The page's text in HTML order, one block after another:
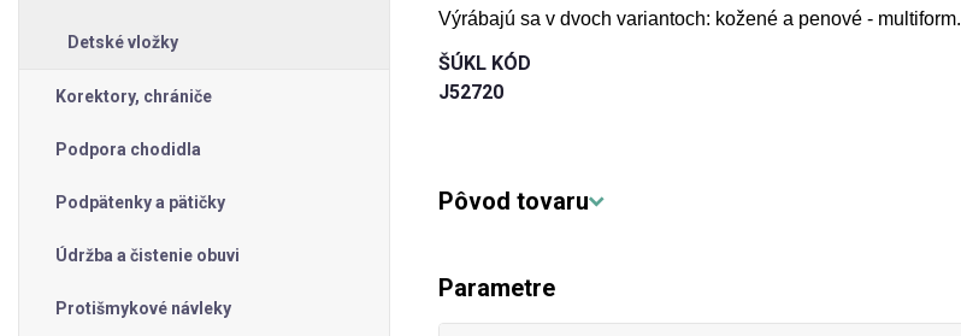
Detské vložky
Korektory, chrániče
Podpora chodidla
Podpätenky a pätičky
Údržba a čistenie obuvi
Protišmykové návleky
Výrábajú sa v dvoch variantoch: kožené a penové - multiform.
ŠÚKL KÓD
J52720
Pôvod tovaru
Parametre